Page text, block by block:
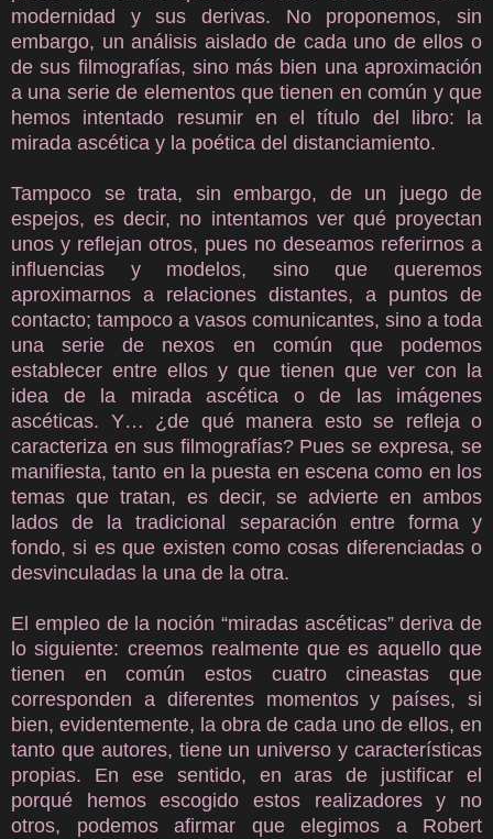
modernidad y sus derivas. No proponemos, sin
embargo, un análisis aislado de cada uno de ellos o
de sus filmografías, sino más bien una aproximación
a una serie de elementos que tienen en común y que
hemos intentado resumir en el título del libro: la
mirada ascética y la poética del distanciamiento.
Tampoco se trata, sin embargo, de un juego de
espejos, es decir, no intentamos ver qué proyectan
unos y reflejan otros, pues no deseamos referirnos a
influencias y modelos, sino que queremos
aproximarnos a relaciones distantes, a puntos de
contacto; tampoco a vasos comunicantes, sino a toda
una serie de nexos en común que podemos
establecer entre ellos y que tienen que ver con la
idea de la mirada ascética o de las imágenes
ascéticas. Y… ¿de qué manera esto se refleja o
caracteriza en sus filmografías? Pues se expresa, se
manifiesta, tanto en la puesta en escena como en los
temas que tratan, es decir, se advierte en ambos
lados de la tradicional separación entre forma y
fondo, si es que existen como cosas diferenciadas o
desvinculadas la una de la otra.
El empleo de la noción “miradas ascéticas” deriva de
lo siguiente: creemos realmente que es aquello que
tienen en común estos cuatro cineastas que
corresponden a diferentes momentos y países, si
bien, evidentemente, la obra de cada uno de ellos, en
tanto que autores, tiene un universo y características
propias. En ese sentido, en aras de justificar el
porqué hemos escogido estos realizadores y no
otros, podemos afirmar que elegimos a Robert